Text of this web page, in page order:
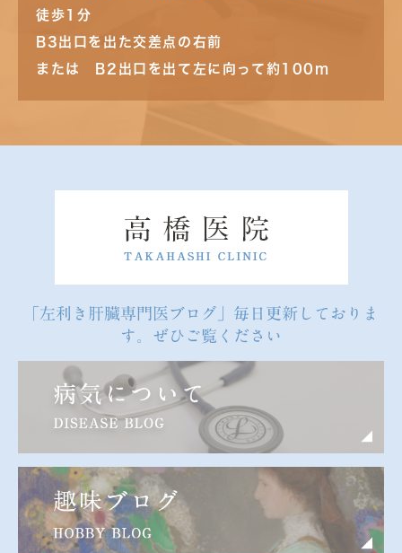
徒歩1分
B3出口を出た交差点の右前
または B2出口を出て左に向って約100m
「左利き肝臓専門医ブログ」毎日更新しておりま
す。ぜひご覧ください